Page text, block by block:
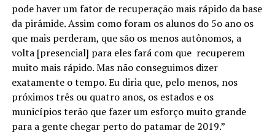
pode haver um fator de recuperação mais rápido da base
da pirâmide. Assim como foram os alunos do 5o ano os
que mais perderam, que são os menos autônomos, a
volta [presencial] para eles fará com que recuperem
muito mais rápido. Mas não conseguimos dizer
exatamente o tempo. Eu diria que, pelo menos, nos
próximos três ou quatro anos, os estados e os
municípios terão que fazer um esforço muito grande
para a gente chegar perto do patamar de 2019.”